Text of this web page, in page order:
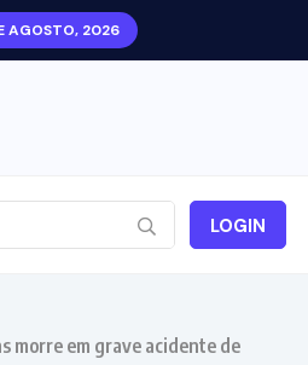
AGOSTO, 2026
LOGIN
morre em grave acidente de